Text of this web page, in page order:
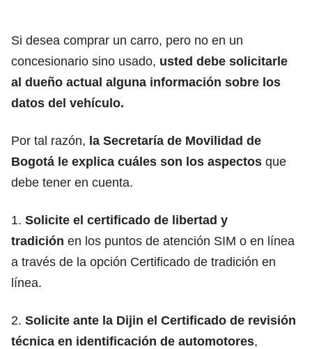
Si desea comprar un carro, pero no en un
concesionario sino usado, usted debe solicitarle
al dueño actual alguna información sobre los
datos del vehículo.
Por tal razón, la Secretaría de Movilidad de
Bogotá le explica cuáles son los aspectos que
debe tener en cuenta.
1. Solicite el certificado de libertad y
tradición en los puntos de atención SIM o en línea
a través de la opción Certificado de tradición en
línea.
2. Solicite ante la Dijin el Certificado de revisión
técnica en identificación de automotores,